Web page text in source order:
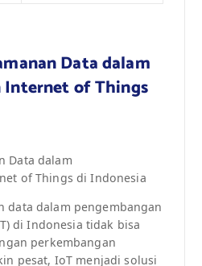
Data dalam
Internet of Things
Data dalam
of Things di Indonesia
data dalam pengembangan
di Indonesia tidak bisa
perkembangan
pesat, IoT menjadi solusi